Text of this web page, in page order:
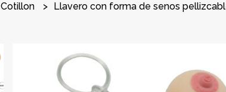
Cotillon Llavero con forma de senos